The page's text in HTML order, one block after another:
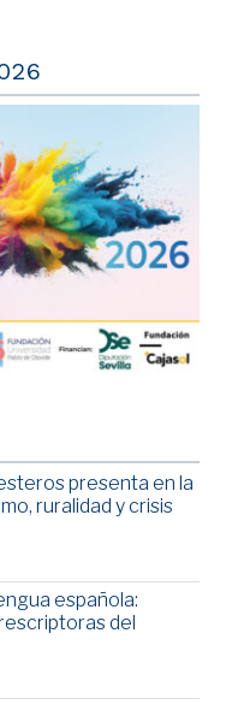
presenta en la
ruralidad y crisis
española:
del